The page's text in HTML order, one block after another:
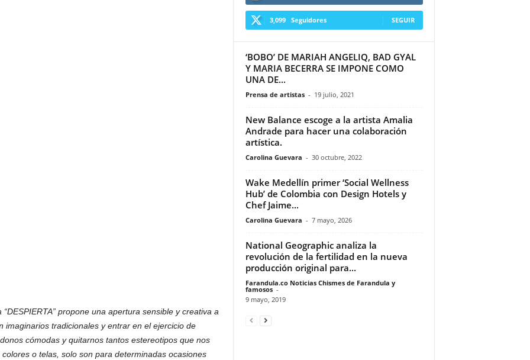
propone una apertura sensible y creativa a
tradicionales y entrar en el ejercicio de
cómodas y quitarnos tantos estereotipos que nos
o telas, solo son para determinadas ocasiones
3,099 Seguidores SEGUIR
‘BOBO’ DE MARIAH ANGELIQ, BAD GYAL
Y MARIA BECERRA SE IMPONE COMO
UNA DE...
Prensa de artistas - 19 julio, 2021
New Balance escoge a la artista Amalia
Andrade para hacer una colaboración
artística.
Carolina Guevara - 30 octubre, 2022
Wake Medellín primer ‘Social Wellness
Hub’ de Colombia con Design Hotels y
Chef Jaime...
Carolina Guevara - 7 mayo, 2026
National Geographic analiza la
revolución de la fertilidad en la nueva
producción original para...
Farandula.co Noticias Chismes de Farandula y
famosos -
9 mayo, 2019